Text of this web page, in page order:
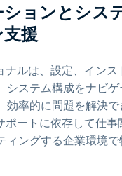
ョンとシス
援
ナルは、設定、イン
システム構成をナビ
効率的に問題を解決
ポートに依存して仕事
ィングする企業環境